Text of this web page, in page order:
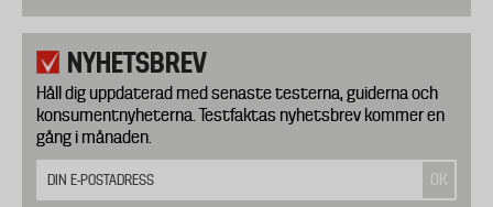
NYHETSBREV
Håll dig uppdaterad med senaste testerna, guiderna och
konsumentnyheterna. Testfaktas nyhetsbrev kommer en
gång i månaden.